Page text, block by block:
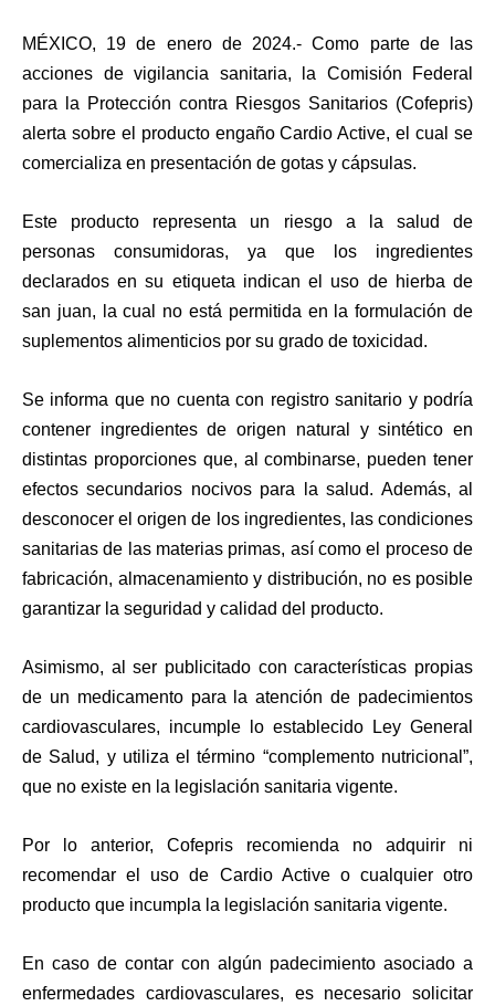
MÉXICO, 19 de enero de 2024.- Como parte de las
acciones de vigilancia sanitaria, la Comisión Federal
para la Protección contra Riesgos Sanitarios (Cofepris)
alerta sobre el producto engaño Cardio Active, el cual se
comercializa en presentación de gotas y cápsulas.
Este producto representa un riesgo a la salud de
personas consumidoras, ya que los ingredientes
declarados en su etiqueta indican el uso de hierba de
san juan, la cual no está permitida en la formulación de
suplementos alimenticios por su grado de toxicidad.
Se informa que no cuenta con registro sanitario y podría
contener ingredientes de origen natural y sintético en
distintas proporciones que, al combinarse, pueden tener
efectos secundarios nocivos para la salud. Además, al
desconocer el origen de los ingredientes, las condiciones
sanitarias de las materias primas, así como el proceso de
fabricación, almacenamiento y distribución, no es posible
garantizar la seguridad y calidad del producto.
Asimismo, al ser publicitado con características propias
de un medicamento para la atención de padecimientos
cardiovasculares, incumple lo establecido Ley General
de Salud, y utiliza el término “complemento nutricional”,
que no existe en la legislación sanitaria vigente.
Por lo anterior, Cofepris recomienda no adquirir ni
recomendar el uso de Cardio Active o cualquier otro
producto que incumpla la legislación sanitaria vigente.
En caso de contar con algún padecimiento asociado a
enfermedades cardiovasculares, es necesario solicitar